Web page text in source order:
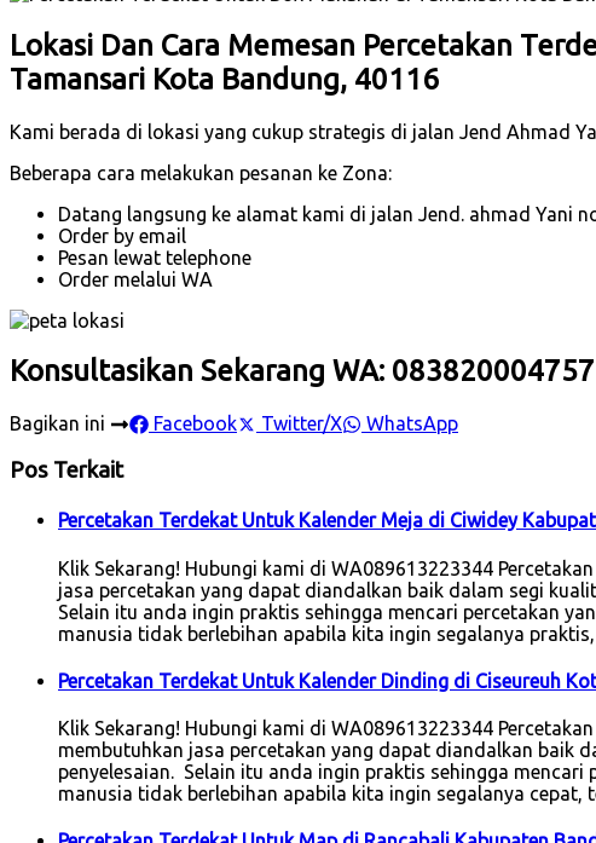
Lokasi Dan Cara Memesan Percetakan
Tamansari Kota Bandung, 40116
Kami berada di lokasi yang cukup strategis di jalan Jend Ahmad
Beberapa cara melakukan pesanan ke Zona:
Datang langsung ke alamat kami di jalan Jend. ahmad Yani
Order by email
Pesan lewat telephone
Order melalui WA
Konsultasikan Sekarang WA: 083820004757
Bagikan ini Facebook Twitter/X WhatsApp
Pos Terkait
Percetakan Terdekat Untuk Kalender Meja di Ciwidey
Klik Sekarang! Hubungi kami di WA089613223344
jasa percetakan yang dapat diandalkan baik dalam segi
Selain itu anda ingin praktis sehingga mencari percetakan
manusia tidak berlebihan apabila kita ingin segalanya
Percetakan Terdekat Untuk Kalender Dinding di Ciseureuh
Klik Sekarang! Hubungi kami di WA089613223344
membutuhkan jasa percetakan yang dapat diandalkan baik
penyelesaian. Selain itu anda ingin praktis sehingga mencari
manusia tidak berlebihan apabila kita ingin segalanya